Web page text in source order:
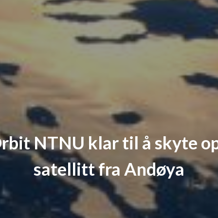
NTNU klar til å skyte
satellitt fra Andøya